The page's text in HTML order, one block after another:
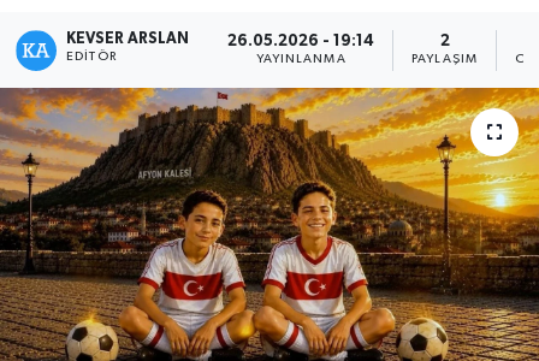
KEVSER ARSLAN
EDITÖR
26.05.2026 - 19:14
YAYINLANMA
2
PAYLAŞIM
Kültür - Sanat
Yaşam